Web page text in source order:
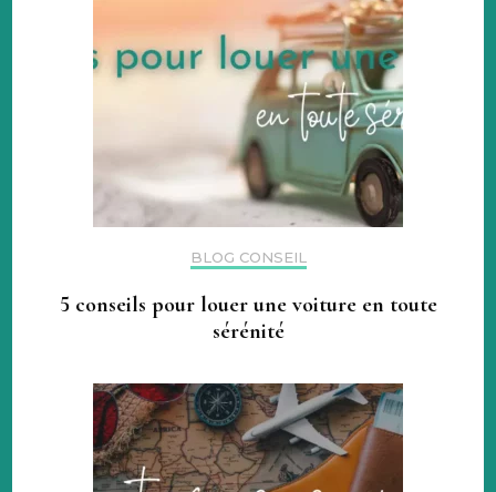
BLOG CONSEIL
5 conseils pour louer une voiture en toute
sérénité